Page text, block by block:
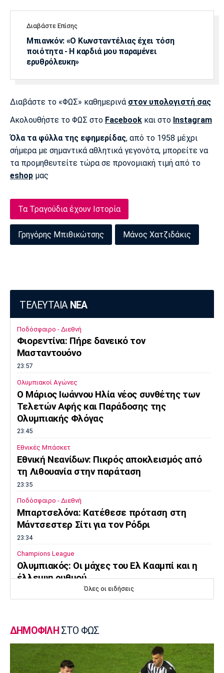
Διαβάστε Επίσης
Μπιανκόν: «Ο Κωνσταντέλιας έχει τόση
ποιότητα - Η καρδιά μου παραμένει
ερυθρόλευκη»
Διαβάστε το «ΦΩΣ» καθημερινά στον υπολογιστή σας
Ακολουθήστε το ΦΩΣ στο Facebook και στο Instagram
Όλα τα φύλλα της εφημερίδας, από το 1958 μέχρι
σήμερα με σημαντικά αθλητικά γεγονότα, μπορείτε να
τα προμηθευτείτε τώρα σε προνομιακή τιμή από το
eshop μας
Τα Τραγούδια έχουν Ιστορία
Γρηγόρης Μπιθικώτσης Μάνος Χατζιδάκις
ΤΕΛΕΥΤΑΙΑ ΝΕΑ
Ποδόσφαιρο - Διεθνή
Φιορεντίνα: Πήρε δανεικό τον
Μασταντουόνο
23:57
Ολυμπιακοί Αγώνες
O Μάριος Ιωάννου Ηλία νέος συνθέτης των
Τελετών Αφής και Παράδοσης της
Ολυμπιακής Φλόγας
23:45
Εθνικές Μπάσκετ
Εθνική Νεανίδων: Πικρός αποκλεισμός από
τη Λιθουανία στην παράταση
23:35
Ποδόσφαιρο - Διεθνή
Μπαρτσελόνα: Κατέθεσε πρόταση στη
Μάντσεστερ Σίτι για τον Ρόδρι
23:34
Champions League
Ολυμπιακός: Οι μάχες του Ελ Κααμπί και η
έλλειψη ρυθμού
23:22
Παγκόσμιο Πρωτάθλημα Κ20: Έκτη θέση για
Όλες οι ειδήσεις
ΔΗΜΟΦΙΛΗ ΣΤΟ ΦΩΣ